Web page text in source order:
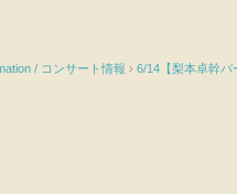
/ コンサート情報 › 6/14【梨本卓幹バ